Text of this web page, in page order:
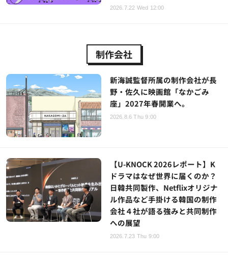
2026.7.22 Wed 12:00
制作会社
新海誠監督所属の制作会社が長
野・佐久に映画館「なかごみ
座」2027年春開業へ。
2026.8.6 Thu 9:00
【U-KNOCK 2026レポート】K
ドラマはなぜ世界に届くのか？
日韓共同製作、Netflixオリジナ
ル作品など手掛ける韓国の制作
会社４社が語る強みと共同制作
への展望
2026.7.23 Thu 9:00